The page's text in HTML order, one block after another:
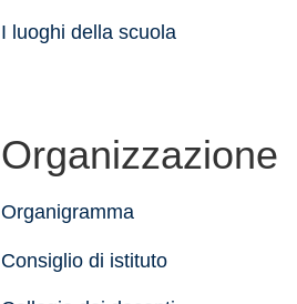
I luoghi della scuola
Organizzazione
Organigramma
Consiglio di istituto